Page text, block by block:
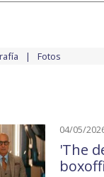
Fotos
04/05/
'The